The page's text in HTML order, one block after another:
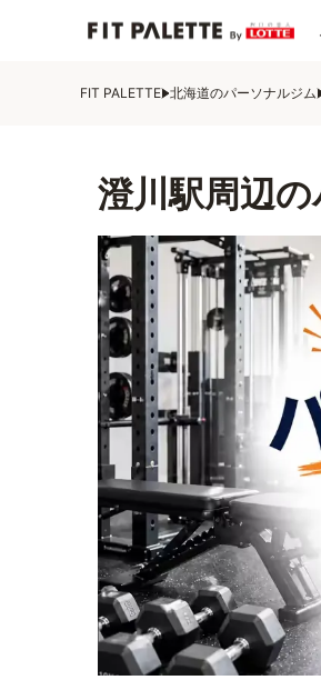
FIT PALETTE 北海道のパーソナルジム
澄川駅周辺